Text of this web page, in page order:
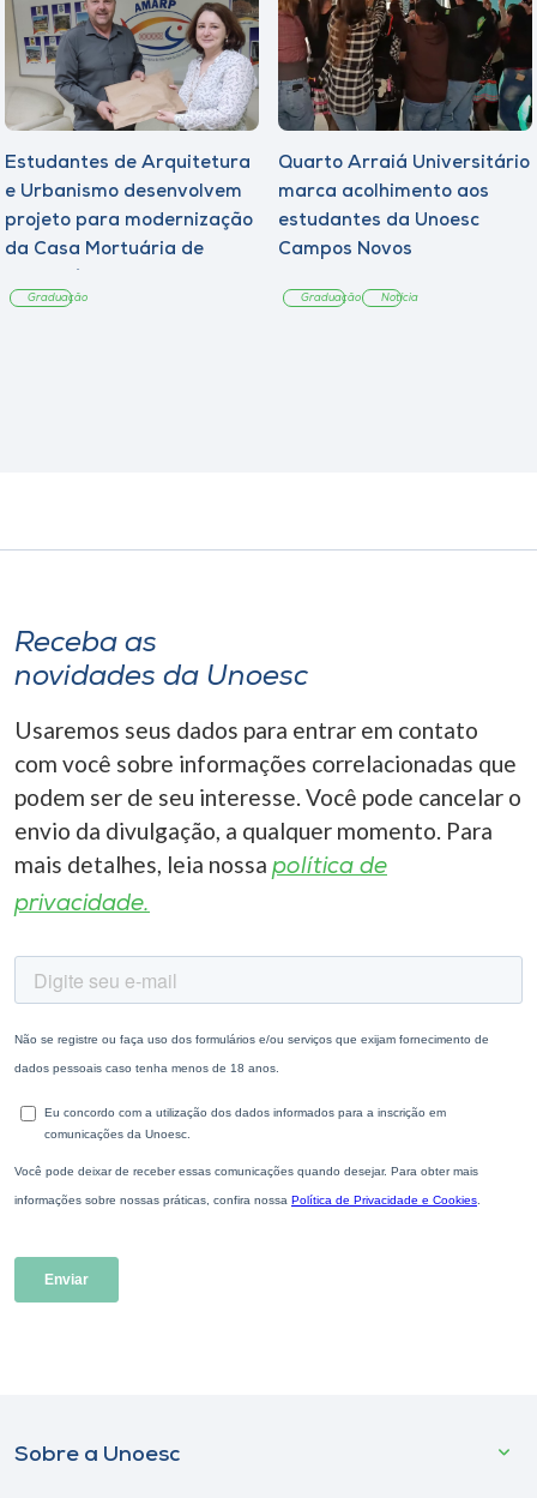
Estudantes de Arquitetura
e Urbanismo desenvolvem
projeto para modernização
da Casa Mortuária de
Graduação
Quarto Arraiá Universitário
marca acolhimento aos
estudantes da Unoesc
Campos Novos
Graduação Notícia
Receba as
novidades da Unoesc
Usaremos seus dados para entrar em contato
com você sobre informações correlacionadas que
podem ser de seu interesse. Você pode cancelar o
envio da divulgação, a qualquer momento. Para
mais detalhes, leia nossa política de
privacidade.
Sobre a Unoesc